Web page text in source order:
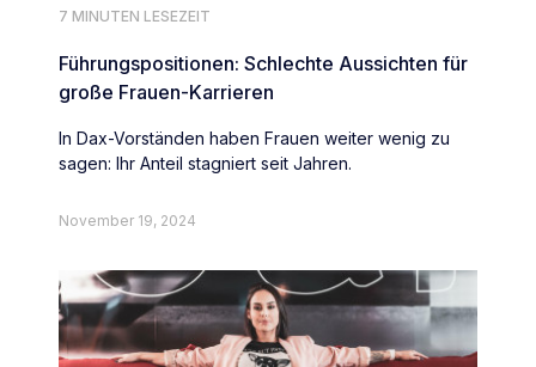
7 MINUTEN LESEZEIT
Führungspositionen: Schlechte Aussichten für
große Frauen-Karrieren
In Dax-Vorständen haben Frauen weiter wenig zu
sagen: Ihr Anteil stagniert seit Jahren.
November 19, 2024